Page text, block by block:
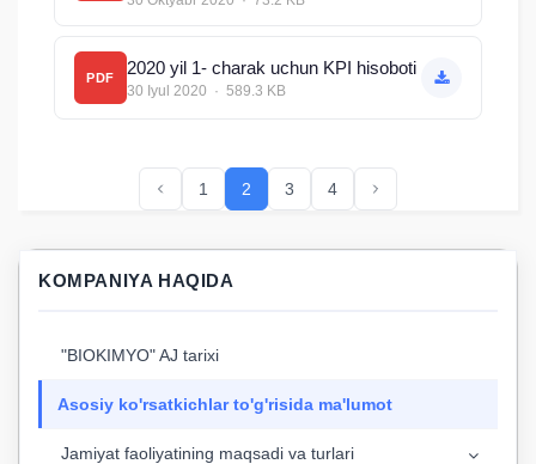
PDF
2020 yil 1- charak uchun KPI hisoboti
30 Iyul 2020 · 589.3 KB
1 2 3 4
KOMPANIYA HAQIDA
"BIOKIMYO" AJ tarixi
Asosiy ko'rsatkichlar to'g'risida ma'lumot
Jamiyat faoliyatining maqsadi va turlari